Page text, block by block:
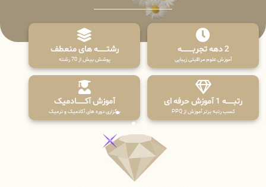
2 دهه تجربـــــــــه
آموزش علوم مراقبتی زیبایی
رشتـــــــه های منعطف
پوشش بیش از 70 رشته
رتبــــــه 1 آموزش حرفه ای
کسب رتبه برتر آموزش از PPQ
آموزش آکـــــــادمیک
برگزاری دوره های آکادمیک و ترمیک